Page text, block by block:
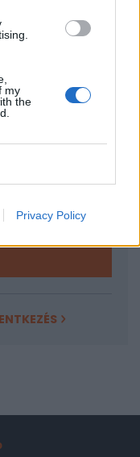
my
the
Privacy Policy